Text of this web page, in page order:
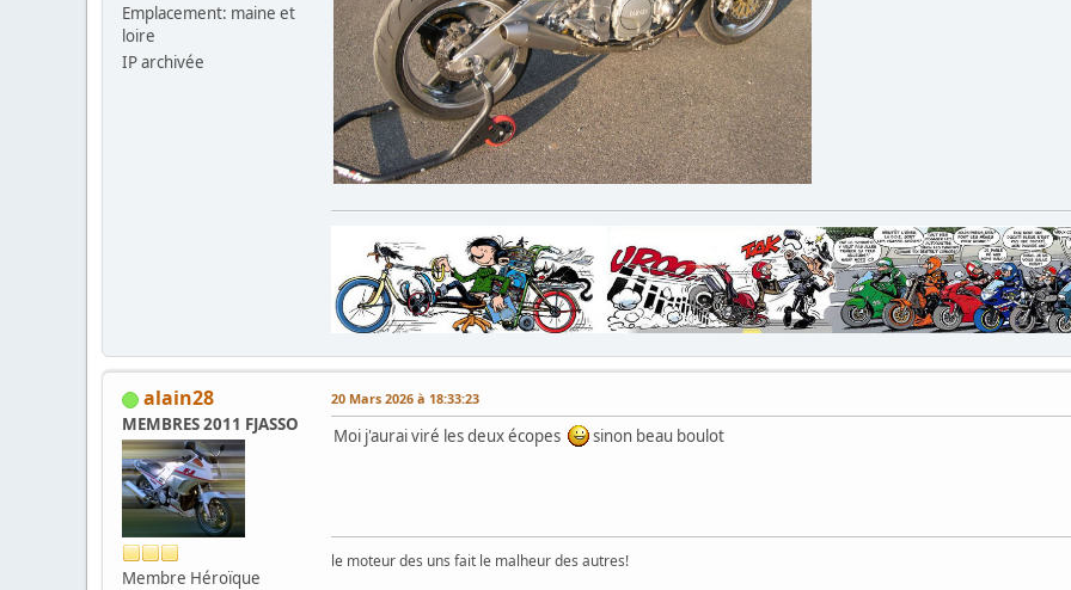
Emplacement: maine et
loire
IP archivée
alain28
MEMBRES 2011 FJASSO
Membre Héroïque
20 Mars 2026 à 18:33:23
Moi j'aurai viré les deux écopes sinon beau boulot
le moteur des uns fait le malheur des autres!